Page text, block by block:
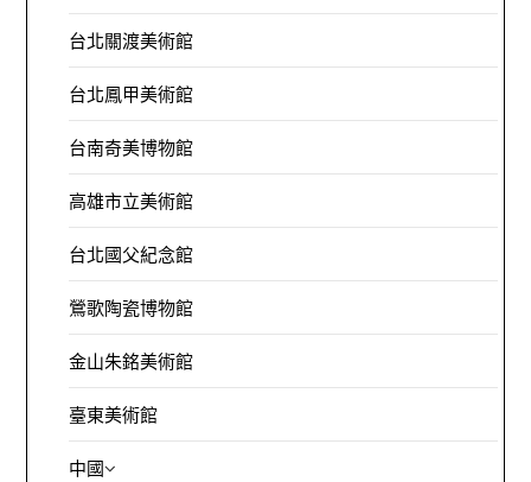
台北關渡美術館
台北鳳甲美術館
台南奇美博物館
高雄市立美術館
台北國父紀念館
鶯歌陶瓷博物館
金山朱銘美術館
臺東美術館
中國